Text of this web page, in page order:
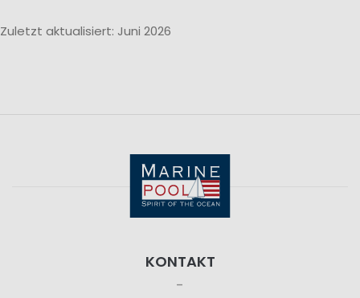
Zuletzt aktualisiert: Juni 2026
KONTAKT